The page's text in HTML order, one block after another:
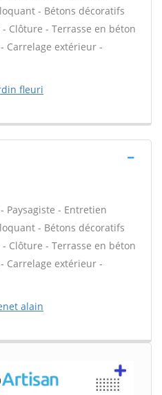
- Bétons décoratifs
Clôture - Terrasse en béton
Carrelage extérieur -
fleuri
Paysagiste - Entretien
- Bétons décoratifs
Clôture - Terrasse en béton
Carrelage extérieur -
alain